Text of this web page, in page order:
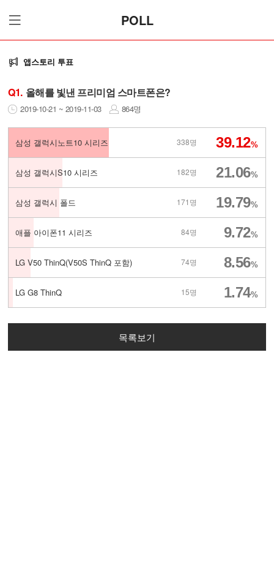
POLL
앱스토리 투표
Q1. 올해를 빛낸 프리미엄 스마트폰은?
2019-10-21 ~ 2019-11-03 864명
삼성 갤럭시노트10 시리즈 338명 39.12%
삼성 갤럭시S10 시리즈 182명 21.06%
삼성 갤럭시 폴드 171명 19.79%
애플 아이폰11 시리즈 84명 9.72%
LG V50 ThinQ(V50S ThinQ 포함) 74명 8.56%
LG G8 ThinQ 15명 1.74%
목록보기